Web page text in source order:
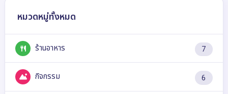
หมวดหมู่ทั้งหมด
ร้านอาหาร 7
กิจกรรม 6